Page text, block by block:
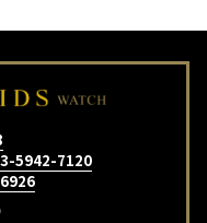
5942-7120